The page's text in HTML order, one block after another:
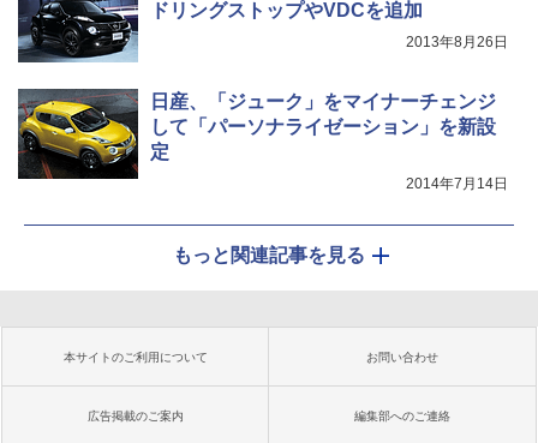
ドリングストップやVDCを追加
2013年8月26日
日産、「ジューク」をマイナーチェンジ
して「パーソナライゼーション」を新設
定
2014年7月14日
もっと関連記事を見る
本サイトのご利用について お問い合わせ
広告掲載のご案内 編集部へのご連絡